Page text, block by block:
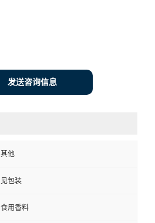
发送咨询信息
其他
见包装
食用香料